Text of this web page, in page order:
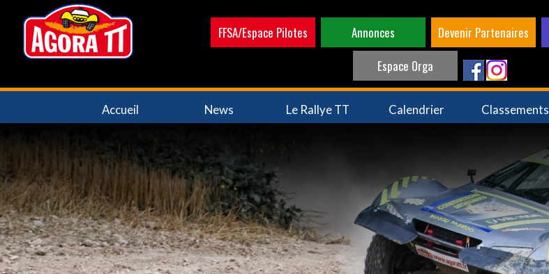
contenu
principal
FFSA/Espace Pilotes Annonces Devenir Partenaires
Espace Orga
Navigation
principale
Accueil News Le Rallye TT Calendrier Classements